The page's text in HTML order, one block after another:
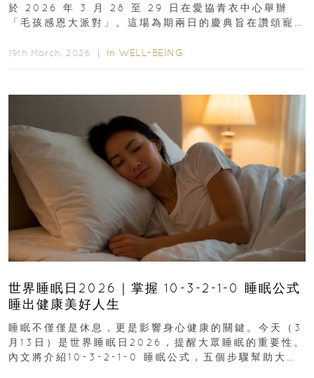
於 2026 年 3 月 28 至 29 日在愛協青衣中心舉辦
「毛孩感恩大派對」。這場為期兩日的慶典旨在讚頌寵
19th March, 2026 ｜ In WELL-BEING
世界睡眠日2026｜掌握 10-3-2-1-0 睡眠公式
睡出健康美好人生
睡眠不僅僅是休息，更是影響身心健康的關鍵。今天（3
月13日）是世界睡眠日2026，提醒大眾睡眠的重要性。
內文將介紹10-3-2-1-0 睡眠公式，五個步驟幫助大家